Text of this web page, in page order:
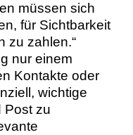
müssen sich
für Sichtbarkeit
zu zahlen.“
nur einem
Kontakte oder
wichtige
Post zu